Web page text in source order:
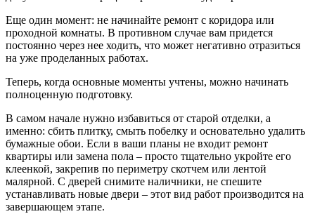
Еще один момент: не начинайте ремонт с коридора или
проходной комнаты. В противном случае вам придется
постоянно через нее ходить, что может негативно отразиться
на уже проделанных работах.
Теперь, когда основные моменты учтены, можно начинать
полноценную подготовку.
В самом начале нужно избавиться от старой отделки, а
именно: сбить плитку, смыть побелку и основательно удалить
бумажные обои. Если в ваши планы не входит ремонт
квартиры или замена пола – просто тщательно укройте его
клеенкой, закрепив по периметру скотчем или лентой
малярной. С дверей снимите наличники, не спешите
устанавливать новые двери – этот вид работ производится на
завершающем этапе.